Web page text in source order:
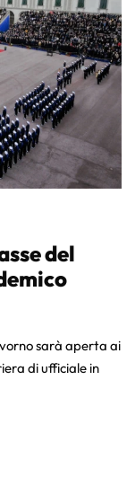
del
sarà aperta ai
di ufficiale in